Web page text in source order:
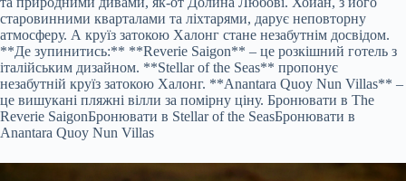
старовинними кварталами та ліхтарями, дарує неповторну
атмосферу. А круїз затокою Халонг стане незабутнім досвідом.
**Де зупинитись:** **Reverie Saigon** – це розкішний готель з
італійським дизайном. **Stellar of the Seas** пропонує
незабутній круїз затокою Халонг. **Anantara Quoy Nun Villas** –
це вишукані пляжні вілли за помірну ціну. Бронювати в The
Reverie SaigonБронювати в Stellar of the SeasБронювати в
Anantara Quoy Nun Villas